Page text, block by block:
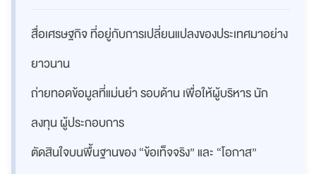
สื่อเศรษฐกิจ ที่อยู่กับการเปลี่ยนแปลงของประเทศมาอย่าง
ยาวนาน
ถ่ายทอดข้อมูลที่แม่นยำ รอบด้าน เพื่อให้ผู้บริหาร นัก
ลงทุน ผู้ประกอบการ
ตัดสินใจบนพื้นฐานของ “ข้อเท็จจริง” และ “โอกาส”